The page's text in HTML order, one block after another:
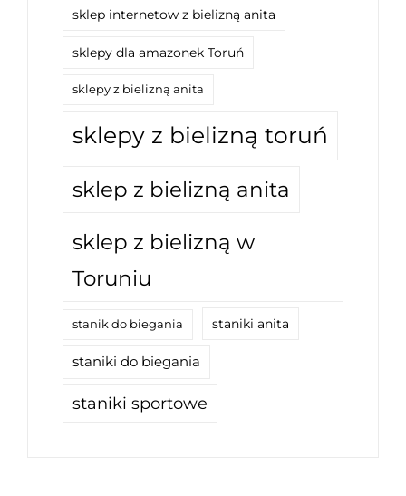
sklep internetow z bielizną anita
sklepy dla amazonek Toruń
sklepy z bielizną anita
sklepy z bielizną toruń
sklep z bielizną anita
sklep z bielizną w
Toruniu
stanik do biegania staniki anita
staniki do biegania
staniki sportowe